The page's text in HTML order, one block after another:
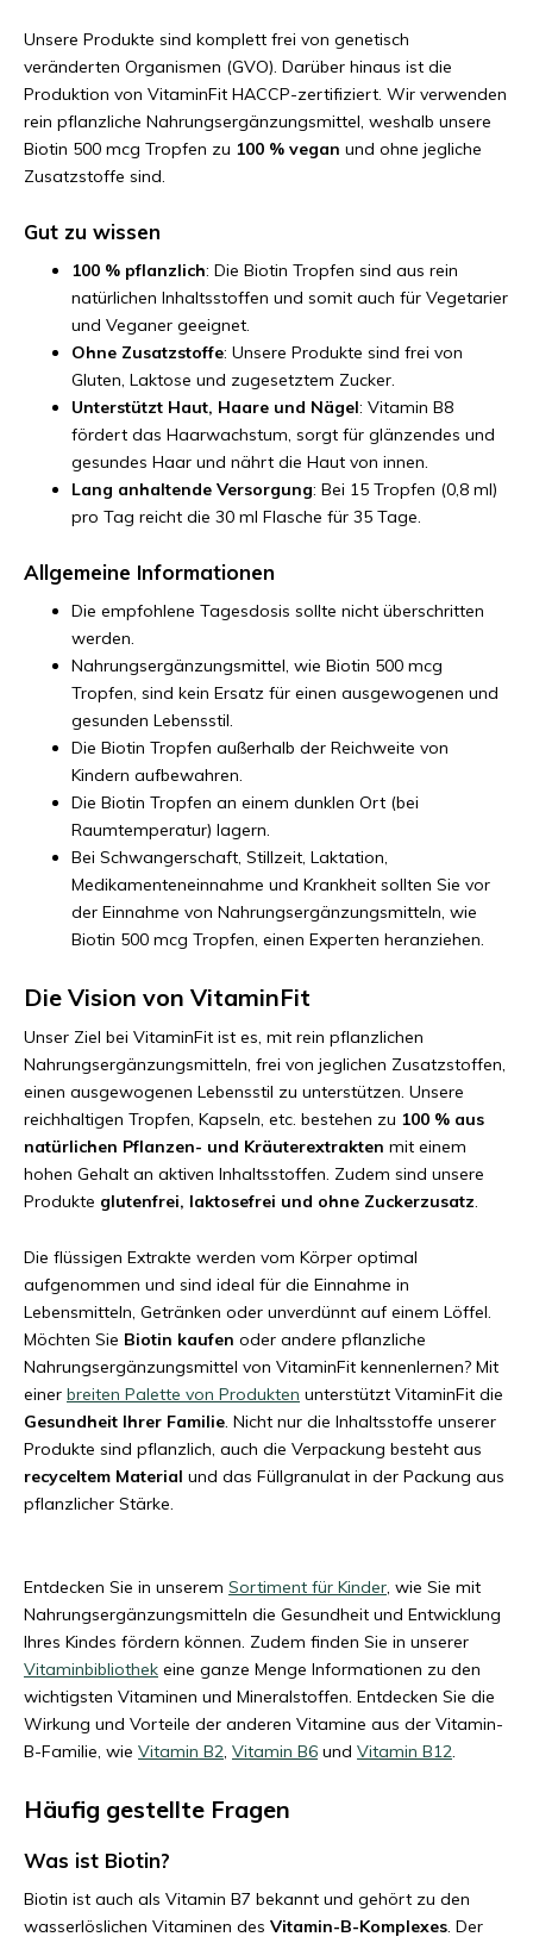
Unsere Produkte sind komplett frei von genetisch
veränderten Organismen (GVO). Darüber hinaus ist die
Produktion von VitaminFit HACCP-zertifiziert. Wir verwenden
rein pflanzliche Nahrungsergänzungsmittel, weshalb unsere
Biotin 500 mcg Tropfen zu 100 % vegan und ohne jegliche
Zusatzstoffe sind.
Gut zu wissen
100 % pflanzlich: Die Biotin Tropfen sind aus rein
natürlichen Inhaltsstoffen und somit auch für Vegetarier
und Veganer geeignet.
Ohne Zusatzstoffe: Unsere Produkte sind frei von
Gluten, Laktose und zugesetztem Zucker.
Unterstützt Haut, Haare und Nägel: Vitamin B8
fördert das Haarwachstum, sorgt für glänzendes und
gesundes Haar und nährt die Haut von innen.
Lang anhaltende Versorgung: Bei 15 Tropfen (0,8 ml)
pro Tag reicht die 30 ml Flasche für 35 Tage.
Allgemeine Informationen
Die empfohlene Tagesdosis sollte nicht überschritten
werden.
Nahrungsergänzungsmittel, wie Biotin 500 mcg
Tropfen, sind kein Ersatz für einen ausgewogenen und
gesunden Lebensstil.
Die Biotin Tropfen außerhalb der Reichweite von
Kindern aufbewahren.
Die Biotin Tropfen an einem dunklen Ort (bei
Raumtemperatur) lagern.
Bei Schwangerschaft, Stillzeit, Laktation,
Medikamenteneinnahme und Krankheit sollten Sie vor
der Einnahme von Nahrungsergänzungsmitteln, wie
Biotin 500 mcg Tropfen, einen Experten heranziehen.
Die Vision von VitaminFit
Unser Ziel bei VitaminFit ist es, mit rein pflanzlichen
Nahrungsergänzungsmitteln, frei von jeglichen Zusatzstoffen,
einen ausgewogenen Lebensstil zu unterstützen. Unsere
reichhaltigen Tropfen, Kapseln, etc. bestehen zu 100 % aus
natürlichen Pflanzen- und Kräuterextrakten mit einem
hohen Gehalt an aktiven Inhaltsstoffen. Zudem sind unsere
Produkte glutenfrei, laktosefrei und ohne Zuckerzusatz.
Die flüssigen Extrakte werden vom Körper optimal
aufgenommen und sind ideal für die Einnahme in
Lebensmitteln, Getränken oder unverdünnt auf einem Löffel.
Möchten Sie Biotin kaufen oder andere pflanzliche
Nahrungsergänzungsmittel von VitaminFit kennenlernen? Mit
einer breiten Palette von Produkten unterstützt VitaminFit die
Gesundheit Ihrer Familie. Nicht nur die Inhaltsstoffe unserer
Produkte sind pflanzlich, auch die Verpackung besteht aus
recyceltem Material und das Füllgranulat in der Packung aus
pflanzlicher Stärke.
Entdecken Sie in unserem Sortiment für Kinder, wie Sie mit
Nahrungsergänzungsmitteln die Gesundheit und Entwicklung
Ihres Kindes fördern können. Zudem finden Sie in unserer
Vitaminbibliothek eine ganze Menge Informationen zu den
wichtigsten Vitaminen und Mineralstoffen. Entdecken Sie die
Wirkung und Vorteile der anderen Vitamine aus der Vitamin-
B-Familie, wie Vitamin B2, Vitamin B6 und Vitamin B12.
Häufig gestellte Fragen
Was ist Biotin?
Biotin ist auch als Vitamin B7 bekannt und gehört zu den
wasserlöslichen Vitaminen des Vitamin-B-Komplexes. Der